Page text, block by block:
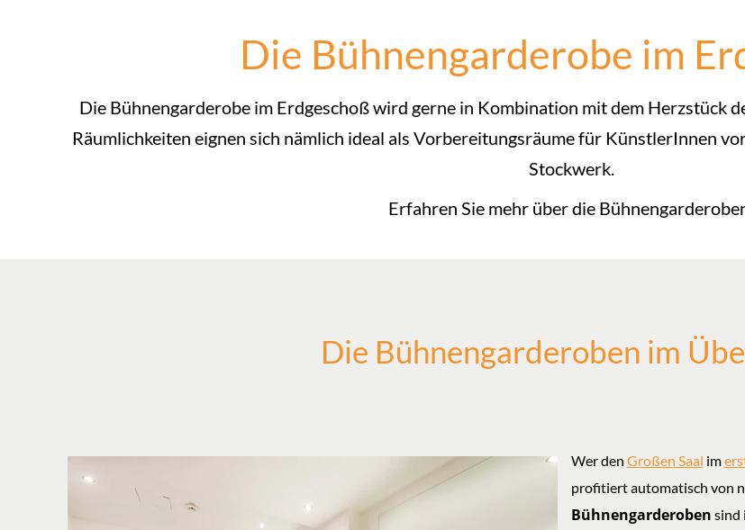
Die Bühnengarderobe im
Die Bühnengarderobe im Erdgeschoß wird gerne in Kombination mit dem Herzstück
Räumlichkeiten eignen sich nämlich ideal als Vorbereitungsräume für KünstlerInnen
Stockwerk.
Erfahren Sie mehr über die
Die Bühnengarderoben im
Wer den Großen Saal im
profitiert automatisch von
Bühnengarderoben sind